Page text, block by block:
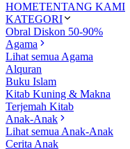
HOMETENTANG KAMI
KATEGORI
Obral Diskon 50-90%
Agama
Lihat semua Agama
Alquran
Buku Islam
Kitab Kuning & Makna
Terjemah Kitab
Anak-Anak
Lihat semua Anak-Anak
Cerita Anak